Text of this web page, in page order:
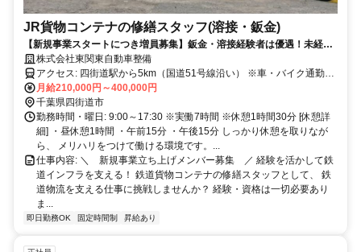
JR貨物コンテナの修繕スタッフ(溶接・鈑金)
【新規事業スタートにつき増員募集】鈑金・溶接経験者は優遇！未経験
からでも国家レベルの技術が身につく！賞与年2回・安定企業
株式会社東関東自動車整備
アクセス: 四街道駅から5km（国道51号線沿い） ※車・バイク通勤
OK！ ※駐車場完備 車の運転が好きで、毎日1時間以上かけて 車通勤
するスタッフもいますよ！
月給210,000円～400,000円
千葉県四街道市
勤務時間・曜日: 9:00～17:30 ※実働7時間 ※休憩1時間30分 [休憩詳
細] ・昼休憩1時間 ・午前15分 ・午後15分 しっかり休憩を取りなが
ら、 メリハリをつけて働ける環境です。...
仕事内容: ＼ 新規事業立ち上げメンバー募集 ／ 経験を活かして鉄
道インフラを支える！ 鉄道貨物コンテナの修繕スタッフとして、 鉄
道物流を支える仕事に挑戦しませんか？ 経験・資格は一切必要あり
ま...
即日勤務OK 固定時間制 昇給あり